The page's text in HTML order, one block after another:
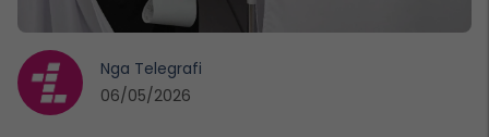
Nga Telegrafi
06/05/2026